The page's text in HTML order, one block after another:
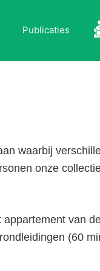
Publicaties
waarbij
onze
van
(60